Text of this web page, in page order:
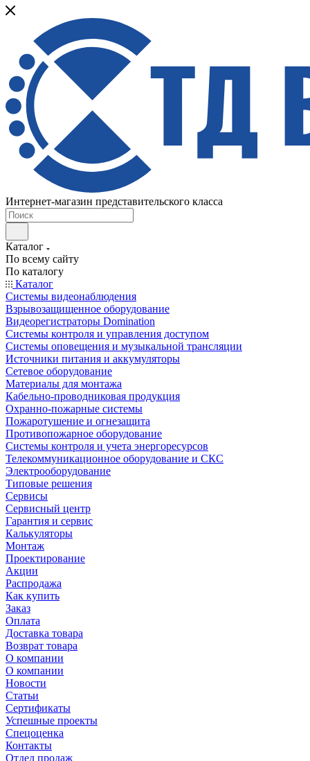
Интернет-магазин представительского класса
Каталог
По всему сайту
По каталогу
Каталог
Системы видеонаблюдения
Взрывозащищенное оборудование
Видеорегистраторы Domination
Системы контроля и управления доступом
Системы оповещения и музыкальной трансляции
Источники питания и аккумуляторы
Сетевое оборудование
Материалы для монтажа
Кабельно-проводниковая продукция
Охранно-пожарные системы
Пожаротушение и огнезащита
Противопожарное оборудование
Системы контроля и учета энергоресурсов
Телекоммуникационное оборудование и СКС
Электрооборудование
Типовые решения
Сервисы
Сервисный центр
Гарантия и сервис
Калькуляторы
Монтаж
Проектирование
Акции
Распродажа
Как купить
Заказ
Оплата
Доставка товара
Возврат товара
О компании
О компании
Новости
Статьи
Сертификаты
Успешные проекты
Спецоценка
Контакты
Отдел продаж